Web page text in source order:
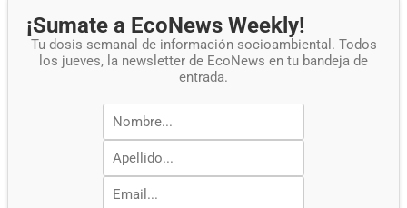
¡Sumate a EcoNews Weekly!
Tu dosis semanal de información socioambiental. Todos
los jueves, la newsletter de EcoNews en tu bandeja de
entrada.